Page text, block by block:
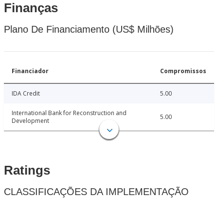
Finanças
Plano De Financiamento (US$ Milhões)
Financiador Compromissos
IDA Credit 5.00
International Bank for Reconstruction and
Development
5.00
Ratings
CLASSIFICAÇÕES DA IMPLEMENTAÇÃO